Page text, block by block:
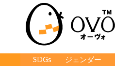
コンテンツへ移動
SDGs ジェンダー